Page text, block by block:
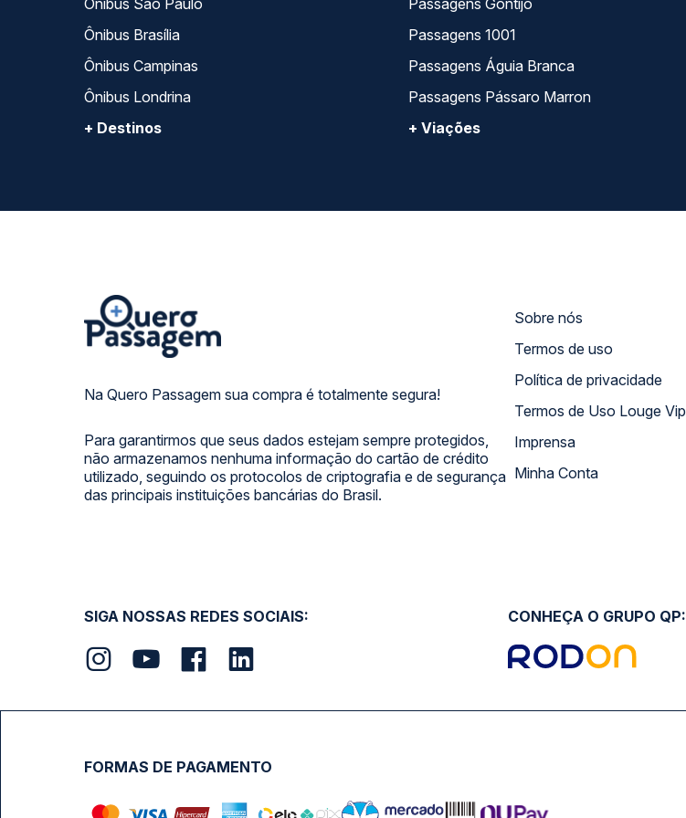
Ônibus São Paulo
Ônibus Brasília
Ônibus Campinas
Ônibus Londrina
+ Destinos
Passagens Gontijo
Passagens 1001
Passagens Águia Branca
Passagens Pássaro Marron
+ Viações
Na Quero Passagem sua compra é totalmente segura!
Para garantirmos que seus dados estejam sempre protegidos,
não armazenamos nenhuma informação do cartão de crédito
utilizado, seguindo os protocolos de criptografia e de segurança
das principais instituições bancárias do Brasil.
Sobre nós
Termos de uso
Política de privacidade
Termos de Uso Louge Vip
Imprensa
Minha Conta
SIGA NOSSAS REDES SOCIAIS: CONHEÇA O GRUPO QP:
FORMAS DE PAGAMENTO